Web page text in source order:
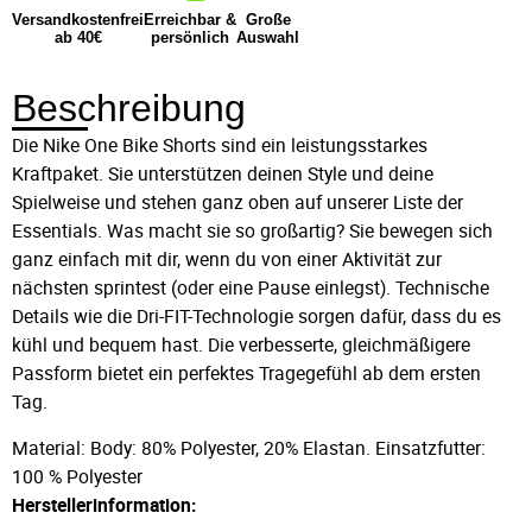
Versandkostenfrei
ab 40€
Erreichbar &
persönlich
Große
Auswahl
Beschreibung
Die Nike One Bike Shorts sind ein leistungsstarkes
Kraftpaket. Sie unterstützen deinen Style und deine
Spielweise und stehen ganz oben auf unserer Liste der
Essentials. Was macht sie so großartig? Sie bewegen sich
ganz einfach mit dir, wenn du von einer Aktivität zur
nächsten sprintest (oder eine Pause einlegst). Technische
Details wie die Dri-FIT-Technologie sorgen dafür, dass du es
kühl und bequem hast. Die verbesserte, gleichmäßigere
Passform bietet ein perfektes Tragegefühl ab dem ersten
Tag.
Material: Body: 80% Polyester, 20% Elastan. Einsatzfutter:
100 % Polyester
Herstellerinformation: